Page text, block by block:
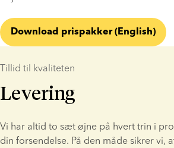
Download prispakker (English)
Tillid til kvaliteten
Levering
Vi har altid to sæt øjne på hvert trin i
din forsendelse. På den måde sikrer vi,